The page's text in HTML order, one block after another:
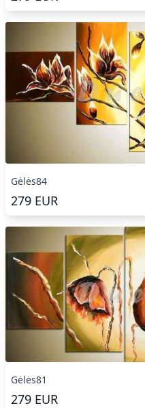
Gėlės84
279 EUR
Gėlės81
279 EUR